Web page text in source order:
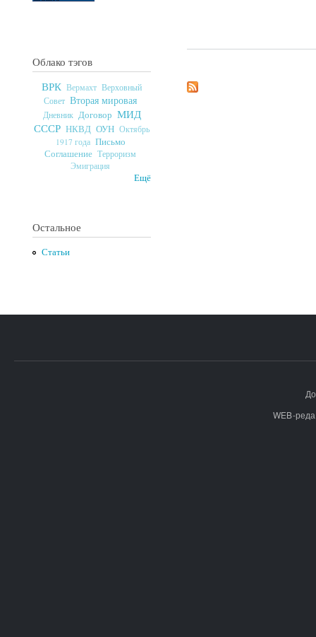
Облако тэгов
ВРК Вермахт Верховный
Совет Вторая мировая
Дневник Договор МИД
СССР НКВД ОУН Октябрь
1917 года Письмо
Соглашение Терроризм
Эмиграция
Ещё
Остальное
Статьи
WEB-